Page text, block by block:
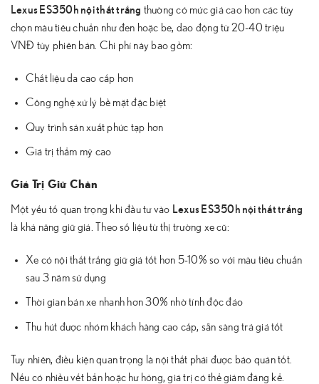
Lexus ES350h nội thất trắng thường có mức giá cao hơn các tùy
chọn màu tiêu chuẩn như đen hoặc be, dao động từ 20-40 triệu
VNĐ tùy phiên bản. Chi phí này bao gồm:
Chất liệu da cao cấp hơn
Công nghệ xử lý bề mặt đặc biệt
Quy trình sản xuất phức tạp hơn
Giá trị thẩm mỹ cao
Giá Trị Giữ Chân
Một yếu tố quan trọng khi đầu tư vào Lexus ES350h nội thất trắng
là khả năng giữ giá. Theo số liệu từ thị trường xe cũ:
Xe có nội thất trắng giữ giá tốt hơn 5-10% so với màu tiêu chuẩn
sau 3 năm sử dụng
Thời gian bán xe nhanh hơn 30% nhờ tính độc đáo
Thu hút được nhóm khách hàng cao cấp, sẵn sàng trả giá tốt
Tuy nhiên, điều kiện quan trọng là nội thất phải được bảo quản tốt.
Nếu có nhiều vết bẩn hoặc hư hỏng, giá trị có thể giảm đáng kể.